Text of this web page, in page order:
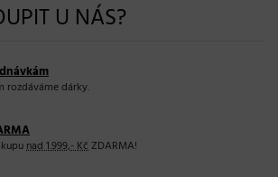
U NÁS?
rozdáváme dárky.
nad 1.999,- KčZDARMA!